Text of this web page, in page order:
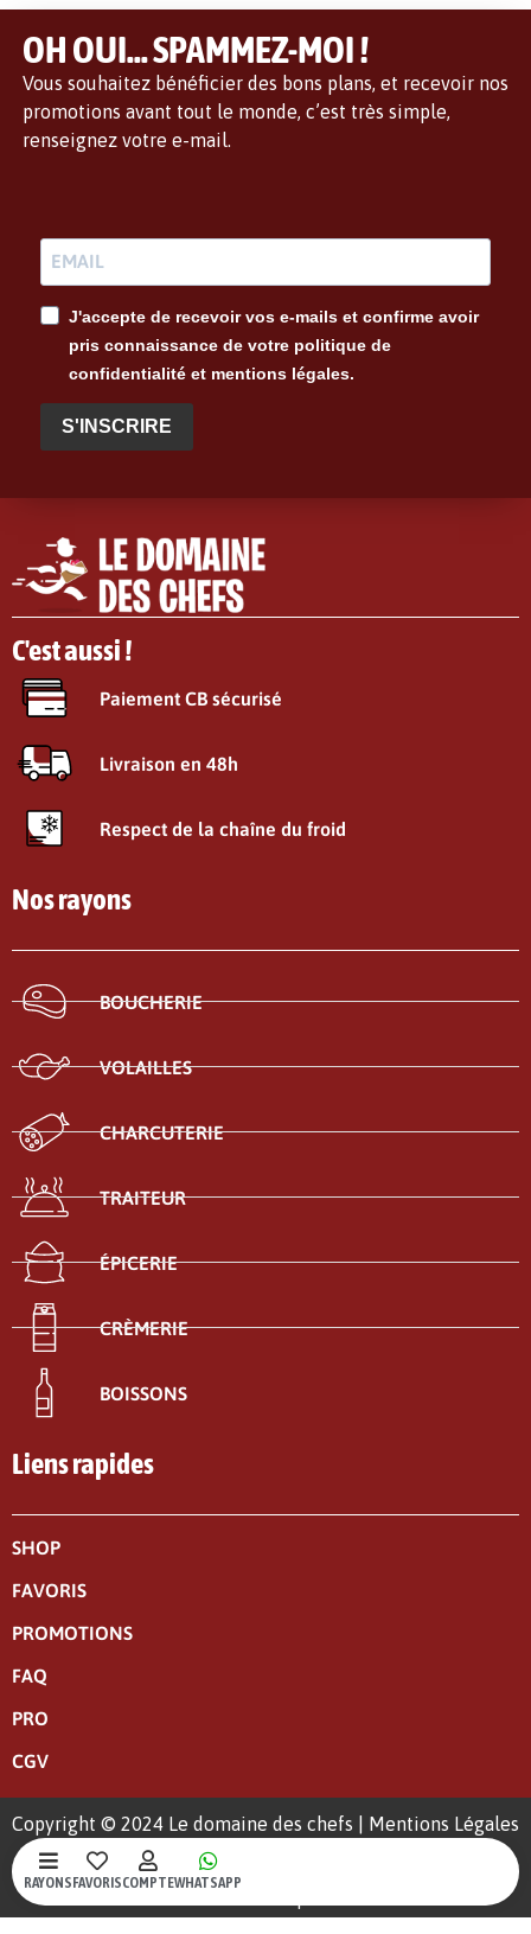
RAYONSFAVORISCOMPTEWHATSAPP
OH OUI... SPAMMEZ-MOI !
Vous souhaitez bénéficier des bons plans, et recevoir nos
promotions avant tout le monde, c’est très simple,
renseignez votre e-mail.
J'accepte de recevoir vos e-mails et confirme avoir
pris connaissance de votre politique de
confidentialité et mentions légales.
S'INSCRIRE
C'est aussi !
Paiement CB sécurisé
Livraison en 48h
Respect de la chaîne du froid
Nos rayons
BOUCHERIE
VOLAILLES
CHARCUTERIE
TRAITEUR
ÉPICERIE
CRÈMERIE
BOISSONS
Liens rapides
SHOP
FAVORIS
PROMOTIONS
FAQ
PRO
CGV
Copyright © 2024 Le domaine des chefs | Mentions Légales
|Politique de confidentialité